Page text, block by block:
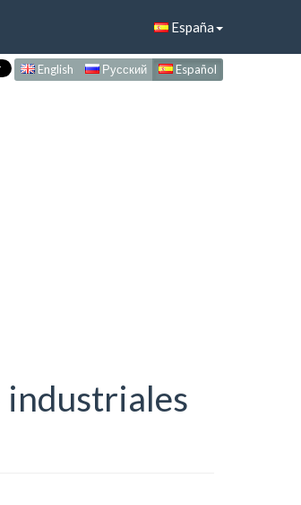
España
English Русский Español
industriales